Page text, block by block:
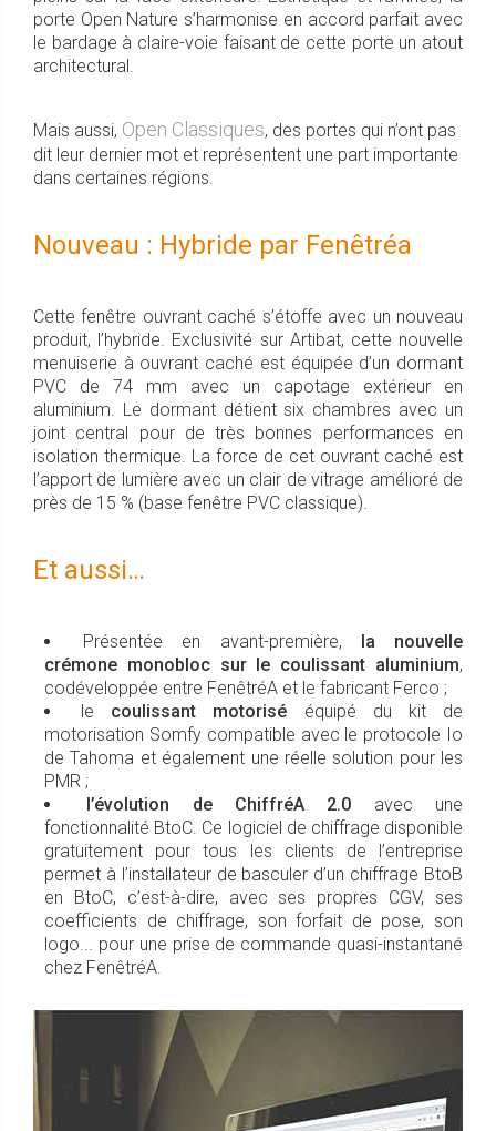
porte Open Nature s’harmonise en accord parfait avec
le bardage à claire-voie faisant de cette porte un atout
architectural.
Mais aussi, Open Classiques, des portes qui n’ont pas
dit leur dernier mot et représentent une part importante
dans certaines régions.
Nouveau : Hybride par Fenêtréa
Cette fenêtre ouvrant caché s’étoffe avec un nouveau
produit, l’hybride. Exclusivité sur Artibat, cette nouvelle
menuiserie à ouvrant caché est équipée d’un dormant
PVC de 74 mm avec un capotage extérieur en
aluminium. Le dormant détient six chambres avec un
joint central pour de très bonnes performances en
isolation thermique. La force de cet ouvrant caché est
l’apport de lumière avec un clair de vitrage amélioré de
près de 15 % (base fenêtre PVC classique).
Et aussi…
Présentée en avant-première,
la nouvelle
crémone monobloc sur le coulissant aluminium,
codéveloppée entre FenêtréA et le fabricant Ferco ;
le coulissant motorisé équipé du kit de
motorisation Somfy compatible avec le protocole Io
de Tahoma et également une réelle solution pour les
PMR ;
l’évolution de ChiffréA 2.0 avec une
fonctionnalité BtoC. Ce logiciel de chiffrage disponible
gratuitement pour tous les clients de l’entreprise
permet à l’installateur de basculer d’un chiffrage BtoB
en BtoC, c’est-à-dire, avec ses propres CGV, ses
coefficients de chiffrage, son forfait de pose, son
logo... pour une prise de commande quasi-instantané
chez FenêtréA.